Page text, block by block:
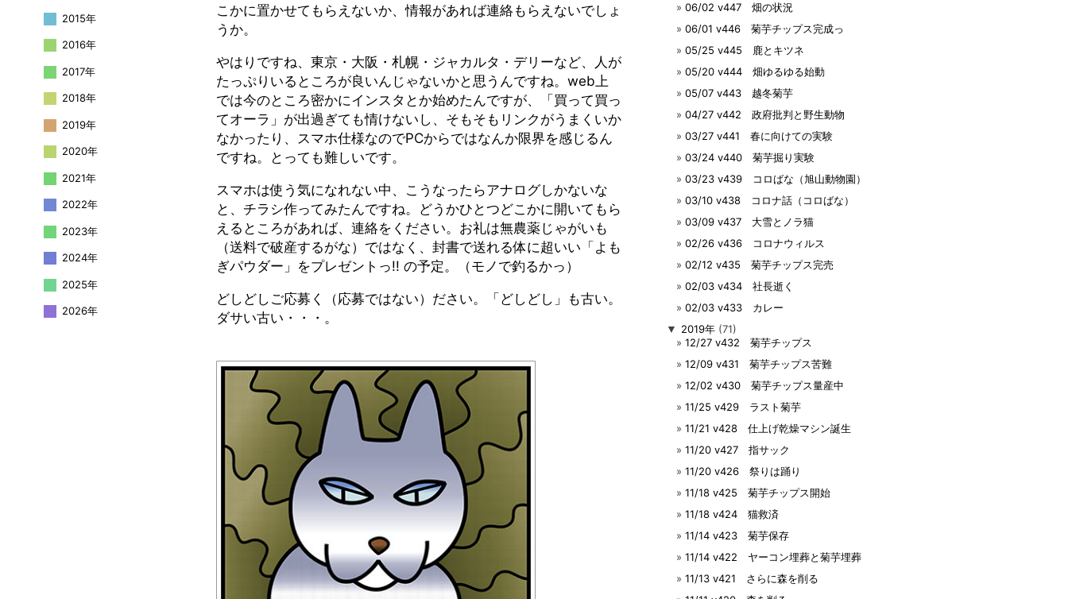
こかに置かせてもらえないか、情報があれば連絡もらえないでしょ
うか。
やはりですね、東京・大阪・札幌・ジャカルタ・デリーなど、人が
たっぷりいるところが良いんじゃないかと思うんですね。web上
では今のところ密かにインスタとか始めたんですが、「買って買っ
てオーラ」が出過ぎても情けないし、そもそもリンクがうまくいか
なかったり、スマホ仕様なのでPCからではなんか限界を感じるん
ですね。とっても難しいです。
スマホは使う気になれない中、こうなったらアナログしかないな
と、チラシ作ってみたんですね。どうかひとつどこかに開いてもら
えるところがあれば、連絡をください。お礼は無農薬じゃがいも
（送料で破産するがな）ではなく、封書で送れる体に超いい「よも
ぎパウダー」をプレゼントっ!! の予定。（モノで釣るかっ）
どしどしご応募く（応募ではない）ださい。「どしどし」も古い。
ダサい古い・・・。
06/02 v447 畑の状況
06/01 v446 菊芋チップス完成っ
05/25 v445 鹿とキツネ
05/20 v444 畑ゆるゆる始動
05/07 v443 越冬菊芋
04/27 v442 政府批判と野生動物
03/27 v441 春に向けての実験
03/24 v440 菊芋掘り実験
03/23 v439 コロばな（旭山動物園）
03/10 v438 コロナ話（コロばな）
03/09 v437 大雪とノラ猫
02/26 v436 コロナウィルス
02/12 v435 菊芋チップス完売
02/03 v434 社長逝く
02/03 v433 カレー
▼ 2019年(71)
12/27 v432 菊芋チップス
12/09 v431 菊芋チップス苦難
12/02 v430 菊芋チップス量産中
11/25 v429 ラスト菊芋
11/21 v428 仕上げ乾燥マシン誕生
11/20 v427 指サック
11/20 v426 祭りは踊り
11/18 v425 菊芋チップス開始
11/18 v424 猫救済
11/14 v423 菊芋保存
11/14 v422 ヤーコン埋葬と菊芋埋葬
11/13 v421 さらに森を削る
2015年
2016年
2017年
2018年
2019年
2020年
2021年
2022年
2023年
2024年
2025年
2026年